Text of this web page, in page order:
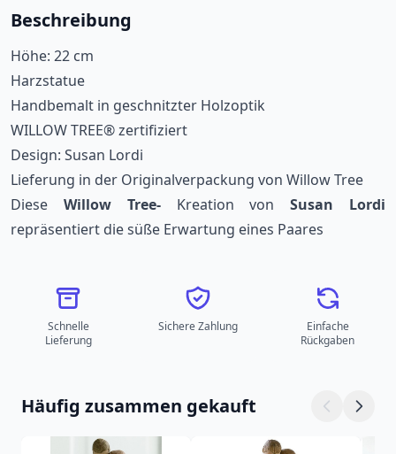
Beschreibung
Höhe: 22 cm
Harzstatue
Handbemalt in geschnitzter Holzoptik
WILLOW TREE® zertifiziert
Design: Susan Lordi
Lieferung in der Originalverpackung von Willow Tree
Diese Willow Tree-Kreation vonSusan Lordi
repräsentiert die süße Erwartung eines Paares
Schnelle
Lieferung
Sichere Zahlung
Einfache
Rückgaben
Häufig zusammen gekauft